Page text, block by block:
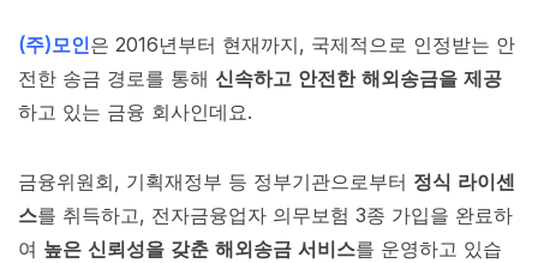
(주)모인은 2016년부터 현재까지, 국제적으로 인정받는 안
전한 송금 경로를 통해 신속하고 안전한 해외송금을 제공
하고 있는 금융 회사인데요.
금융위원회, 기획재정부 등 정부기관으로부터 정식 라이센
스를 취득하고, 전자금융업자 의무보험 3종 가입을 완료하
여 높은 신뢰성을 갖춘 해외송금 서비스를 운영하고 있습